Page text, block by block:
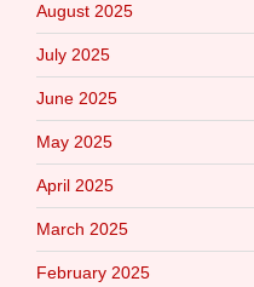
August 2025
July 2025
June 2025
May 2025
April 2025
March 2025
February 2025